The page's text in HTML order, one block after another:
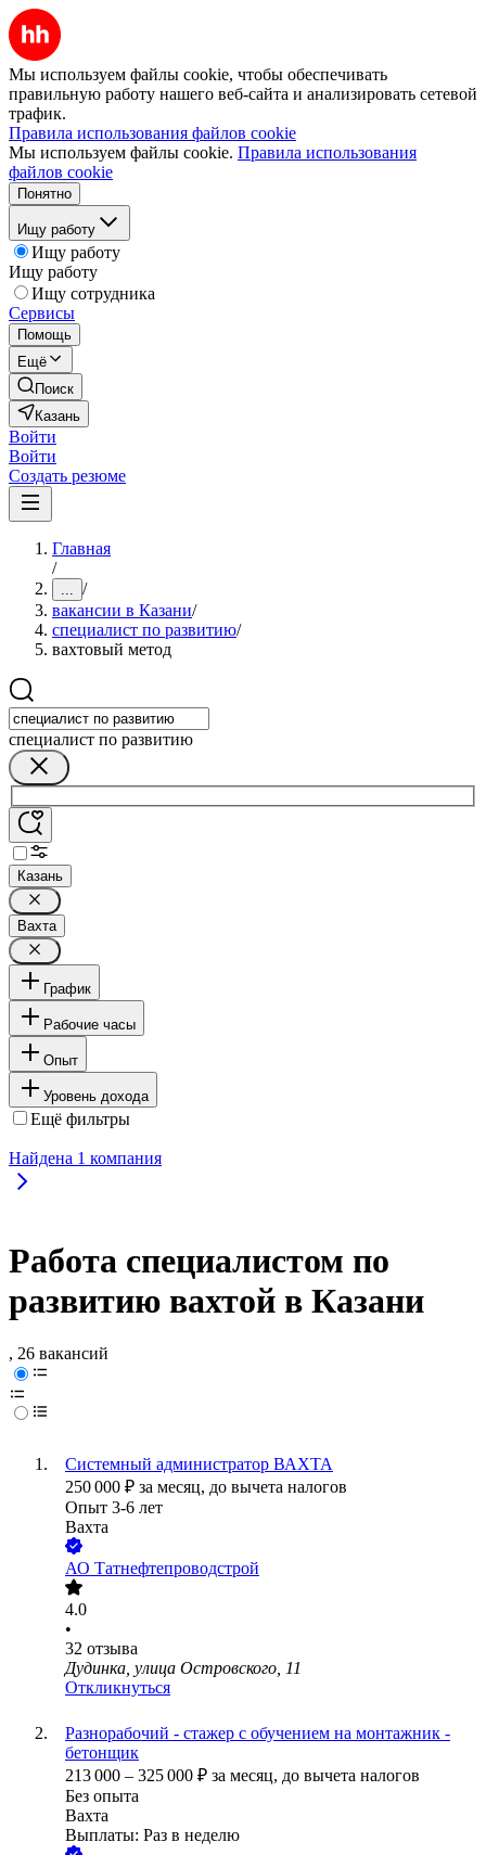
Мы используем файлы cookie, чтобы обеспечивать
правильную работу нашего веб-сайта и анализировать сетевой
трафик.
Правила использования файлов cookie
Мы используем файлы cookie. Правила использования
файлов cookie
Понятно
Ищу работу
Ищу работу
Ищу работу
Ищу сотрудника
Сервисы
Помощь
Ещё
Поиск
Казань
Войти
Войти
Создать резюме
Главная
/
... /
вакансии в Казани/
специалист по развитию/
вахтовый метод
специалист по развитию
Казань
Вахта
График
Рабочие часы
Опыт
Уровень дохода
Ещё фильтры
Найдена 1 компания
Работа специалистом по
развитию вахтой в Казани
, 26 вакансий
Системный администратор ВАХТА
250 000 ₽ за месяц, до вычета налогов
Опыт 3-6 лет
Вахта
АО Татнефтепроводстрой
4.0
•
32 отзыва
Дудинка, улица Островского, 11
Откликнуться
Разнорабочий - стажер с обучением на монтажник -
бетонщик
213 000 – 325 000 ₽ за месяц, до вычета налогов
Без опыта
Вахта
Выплаты: Раз в неделю